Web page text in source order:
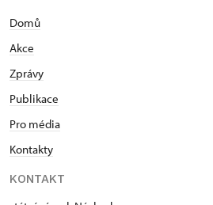
Domů
Akce
Zprávy
Publikace
Pro média
Kontakty
KONTAKT